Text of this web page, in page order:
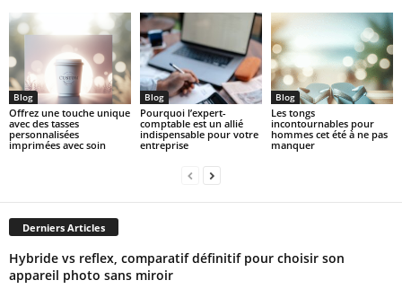
Blog
Offrez une touche unique
avec des tasses
personnalisées
imprimées avec soin
Blog
Pourquoi l’expert-
comptable est un allié
indispensable pour votre
entreprise
Blog
Les tongs
incontournables pour
hommes cet été à ne pas
manquer
Derniers Articles
Hybride vs reflex, comparatif définitif pour choisir son
appareil photo sans miroir